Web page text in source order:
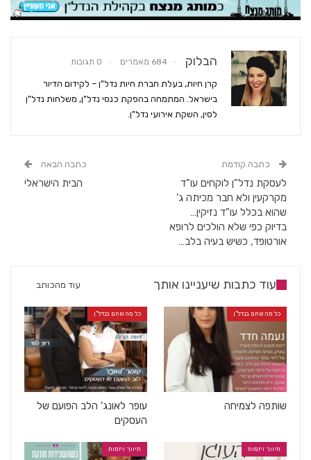
הבלוק 684 מאמרים 0 תגובות
קרן חיות, בעלת חברת חיות נדל"ן – לקידום הדיור
בישראל. המתמחה בהפקת כנסי נדל"ן, משלחות נדל"ן
לסין, השקת אירועי נדל"ן.
כתבה קודמת
לעסקת נדל"ן לוקחים עו"ד
מקרקעין ולא חבר מכיתה ג'
שהוא בכלל עו"ד נזיקין…
בדיוק כפי שלא הולכים לרופא
אורטופד, כשיש בעיה בלב…
כתבה הבאה
הבית הישראלי
עוד כתבות שיעניינו אותך עוד מהכותב
כל מה שחם בנדל"ן
שותפה לצמיחה
כל מה שחם בנדל"ן
עופר לאונג' הלב הפועם של
העסקים
תיווך ויזמות תיווך ויזמות